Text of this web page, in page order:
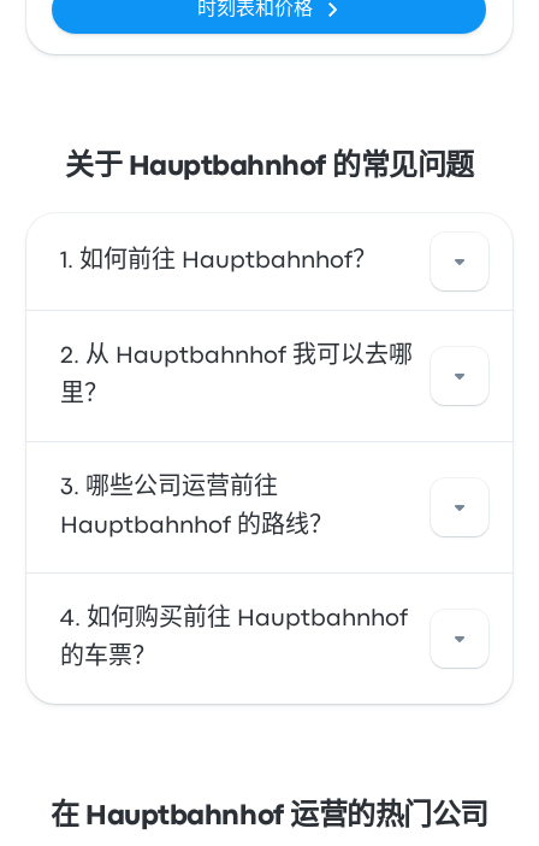
时刻表和价格
关于 Hauptbahnhof 的常见问题
如何前往 Hauptbahnhof？
您可以乘坐 巴士 直达您的目的地。或者，您也可
以乘坐出租车或使用拼车服务。
从 Hauptbahnhof 我可以去哪
里？
从 Hauptbahnhof，您可以前往各种目的地。一
些热门选项包括 Am Bahnhof、 Zwickau
Polbitz 和 Leipzig University。使用我们的搜索
工具，为您的旅行寻找最佳车票价格和出行时间
表。
哪些公司运营前往
Hauptbahnhof 的路线？
您可以乘坐 Ecolines、KLR Bus 或 Lux Reisen 的
车次前往 Hauptbahnhof。该公司每天提供 114
趟车次，最早一班 巴士 在 上午12:15 发车，末班
巴士 在 下午11:55 发车。
如何购买前往 Hauptbahnhof
的车票？
Apple Pay 和 Google Pay 等服务轻松付款。
在 Hauptbahnhof 运营的热门公司